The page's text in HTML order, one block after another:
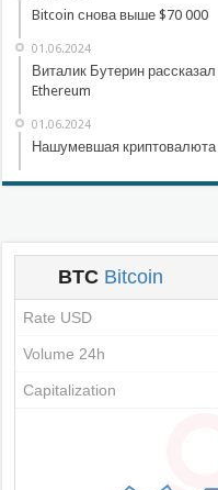
Bitcoin снова выше $70 000
01.06.2024
Виталик Бутерин
Ethereum
01.06.2024
Нашумевшая криптовалюта